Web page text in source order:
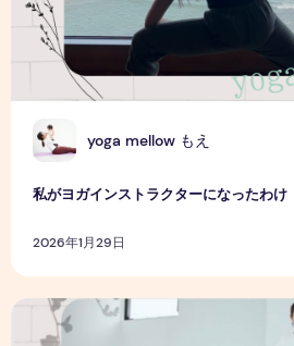
Y yoga mellow もえ
私がヨガインストラクターになったわけ
2026年1月29日
ピラティスってなに？初心者にも